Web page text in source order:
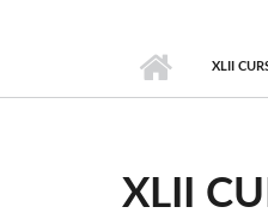
XLII
XLII